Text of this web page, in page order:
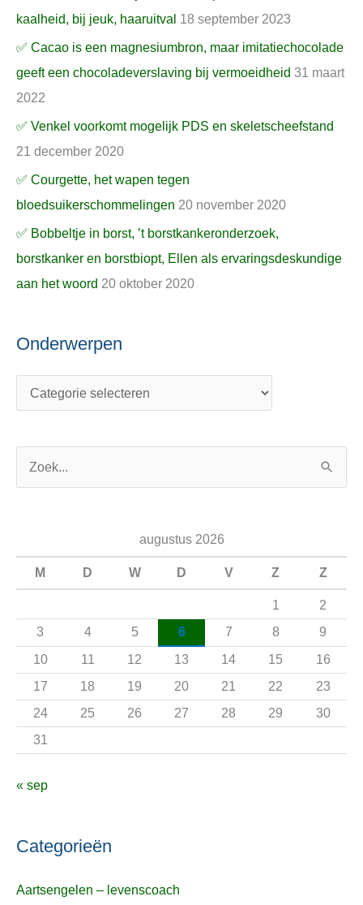
kaalheid, bij jeuk, haaruitval 18 september 2023
✅ Cacao is een magnesiumbron, maar imitatiechocolade
geeft een chocoladeverslaving bij vermoeidheid 31 maart
2022
✅ Venkel voorkomt mogelijk PDS en skeletscheefstand
21 december 2020
✅ Courgette, het wapen tegen
bloedsuikerschommelingen 20 november 2020
✅ Bobbeltje in borst, ’t borstkankeronderzoek,
borstkanker en borstbiopt, Ellen als ervaringsdeskundige
aan het woord 20 oktober 2020
Onderwerpen
a
r
:
augustus 2026
M D W D V Z Z
1
2
3
4 5 6 7 8
9
10
11 12 13 14 15
16
17
18 19 20 21 22
23
24
25 26 27 28 29
30
31
« sep
Categorieën
Aartsengelen – levenscoach